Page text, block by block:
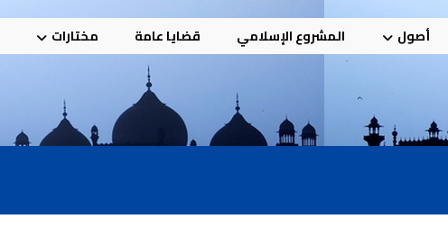
أصول المشروع الإسلامي قضايا عامة مختارات